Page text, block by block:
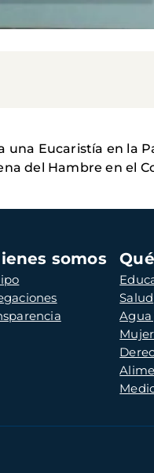
una Eucaristía en la
del Hambre en el
somos
Salud